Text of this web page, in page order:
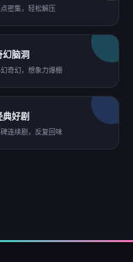
密集，轻松解压
幻脑洞
奇幻，想象力爆棚
典好剧
连续剧，反复回味